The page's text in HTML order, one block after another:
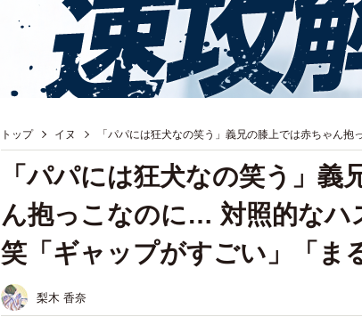
トップ イヌ 「パパには狂犬なの笑う」義兄の膝上では赤ちゃん
「パパには狂犬なの笑う」義
ん抱っこなのに… 対照的なハ
笑「ギャップがすごい」「ま
梨木 香奈